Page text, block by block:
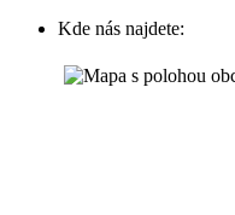
Kde nás najdete: